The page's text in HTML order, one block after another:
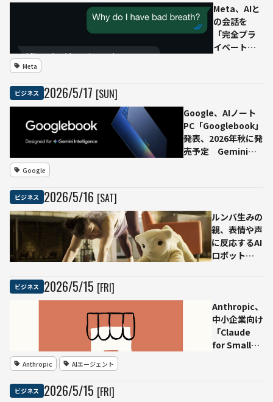
資・負債
を可視
化、米
Proユー
Meta、AIと
の会話を
「完全プラ
イベート」
Chat」発表
Meta
ビジネス 2026/5/17 [SUN]
Google、AIノート
PC「Googlebook」
発表、2026年秋に発
売予定 Gemini前
Google
ビジネス 2026/5/16 [SAT]
ルンバ生みの
親、表情や声
に反応するAI
ロボット
ビジネス 2026/5/15 [FRI]
Anthropic、
中小企業向け
「Claude
for Small
Anthropic AIエージェント
ビジネス 2026/5/15 [FRI]